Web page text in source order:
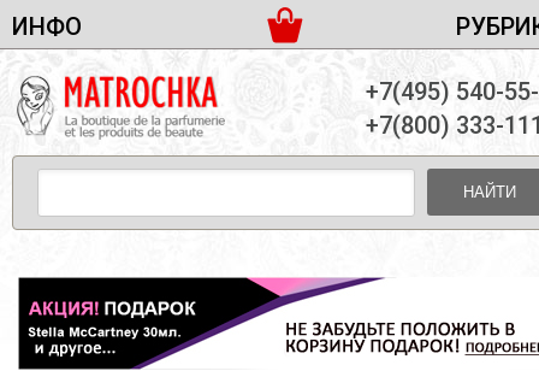
ИНФО
ДОСТАВКА И ОПЛАТА
ПАРТНЕРСТВО
КОНТАКТЫ
ЖЕНСКАЯ ПАРФЮМЕРИЯ
МУЖСКАЯ ПАРФЮМЕРИЯ
УНИСЕКС ПАРФЮМЕРИЯ
ЖЕНСКИЕ НАБОРЫ
МУЖСКИЕ НАБОРЫ
УНИСЕКС НАБОРЫ
УХОД ЗА ЛИЦОМ
+7(495) 540-
+7(800) 333-
НАЙТИ